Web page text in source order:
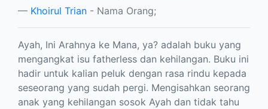
Khoirul Trian - Nama Orang;
Ayah, Ini Arahnya ke Mana, ya? adalah buku yang
mengangkat isu fatherless dan kehilangan. Buku ini
hadir untuk kalian peluk dengan rasa rindu kepada
seseorang yang sudah pergi. Mengisahkan seorang
anak yang kehilangan sosok Ayah dan tidak tahu